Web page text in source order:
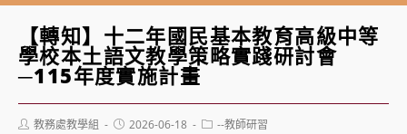
【轉知】十二年國民基本教育高級中等
學校本土語文教學策略實踐研討會
─115年度實施計畫
Post教務處教學組
Post2026-06-18
Post--教師研習